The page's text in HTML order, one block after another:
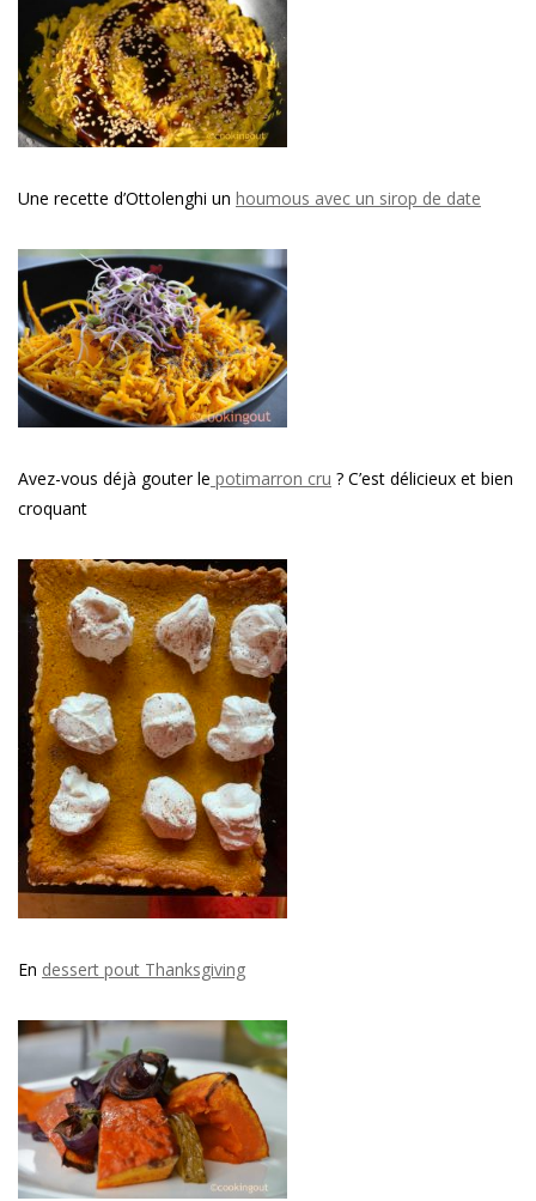
Une recette d’Ottolenghi un houmous avec un sirop de date
Avez-vous déjà gouter le potimarron cru ? C’est délicieux et bien
croquant
En dessert pout Thanksgiving